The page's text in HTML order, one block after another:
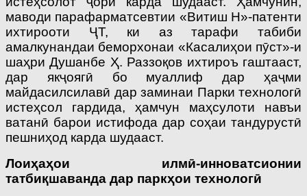
маводи парафарматсевтии «Витиш Н»-патенти
ихтирооти ҶТ, ки аз тарафи табиби
амалкунандаи беморхонаи «Касалиҳои пӯст»-и
шаҳри Душанбе Ҳ. Раззоқов ихтироъ гаштааст,
дар якҷоягӣ бо муаллиф дар ҳаҷми
майдасилсилавӣ дар заминаи Парки технологӣ
истеҳсол гардида, ҳамчун маҳсулоти навъи
ватанӣ барои истифода дар соҳаи тандурустӣ
пешниҳод карда шудааст.
Лоиҳаҳои илмӣ-инноватсионии
татбиқшаванда дар паркҳои технологӣ